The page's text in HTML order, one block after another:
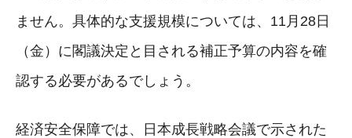
ません。具体的な支援規模については、11月28日
（金）に閣議決定と目される補正予算の内容を確
認する必要があるでしょう。
経済安全保障では、日本成長戦略会議で示された